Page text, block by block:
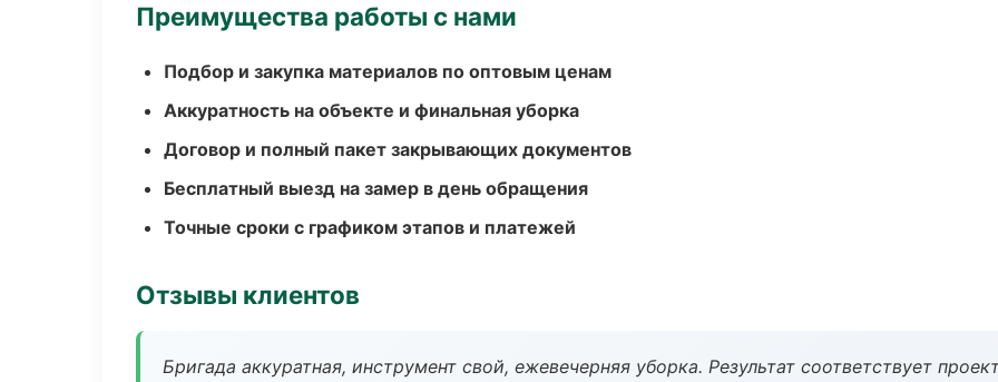
Преимущества работы с нами
Подбор и закупка материалов по оптовым ценам
Аккуратность на объекте и финальная уборка
Договор и полный пакет закрывающих документов
Бесплатный выезд на замер в день обращения
Точные сроки с графиком этапов и платежей
Отзывы клиентов
Бригада аккуратная, инструмент свой, ежевечерняя уборка. Результат соответствует